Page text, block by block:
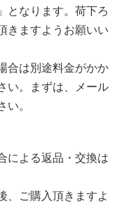
となります。荷下ろ
きますようお願いい
合は別途料金がかか
い。まずは、メール
。
による返品・交換は
、ご購入頂きますよ